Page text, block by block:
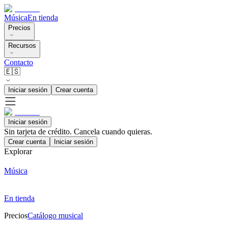
MúsicaEn tienda
Precios
Recursos
Contacto
🇪🇸
Iniciar sesión Crear cuenta
Iniciar sesión
Sin tarjeta de crédito. Cancela cuando quieras.
Crear cuenta Iniciar sesión
Explorar
Música
En tienda
PreciosCatálogo musical